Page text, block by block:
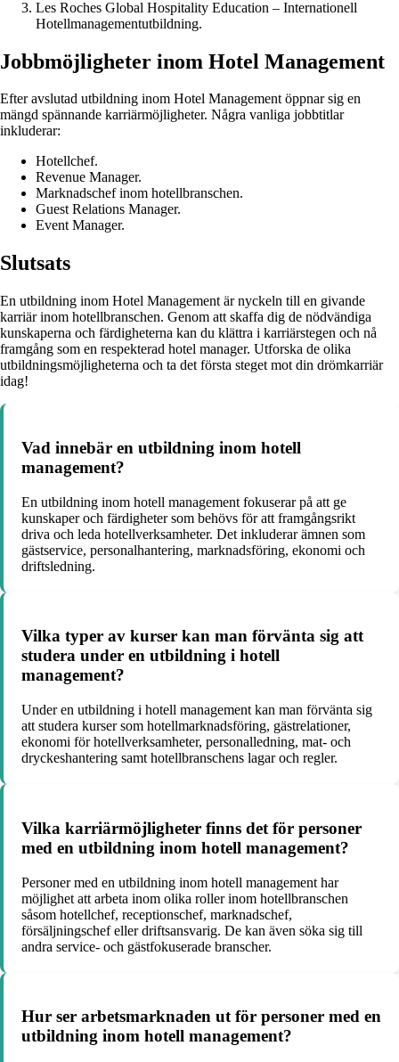
Les Roches Global Hospitality Education – Internationell
Hotellmanagementutbildning.
Jobbmöjligheter inom Hotel Management
Efter avslutad utbildning inom Hotel Management öppnar sig en
mängd spännande karriärmöjligheter. Några vanliga jobbtitlar
inkluderar:
Hotellchef.
Revenue Manager.
Marknadschef inom hotellbranschen.
Guest Relations Manager.
Event Manager.
Slutsats
En utbildning inom Hotel Management är nyckeln till en givande
karriär inom hotellbranschen. Genom att skaffa dig de nödvändiga
kunskaperna och färdigheterna kan du klättra i karriärstegen och nå
framgång som en respekterad hotel manager. Utforska de olika
utbildningsmöjligheterna och ta det första steget mot din drömkarriär
idag!
Vad innebär en utbildning inom hotell
management?
En utbildning inom hotell management fokuserar på att ge
kunskaper och färdigheter som behövs för att framgångsrikt
driva och leda hotellverksamheter. Det inkluderar ämnen som
gästservice, personalhantering, marknadsföring, ekonomi och
driftsledning.
Vilka typer av kurser kan man förvänta sig att
studera under en utbildning i hotell
management?
Under en utbildning i hotell management kan man förvänta sig
att studera kurser som hotellmarknadsföring, gästrelationer,
ekonomi för hotellverksamheter, personalledning, mat- och
dryckeshantering samt hotellbranschens lagar och regler.
Vilka karriärmöjligheter finns det för personer
med en utbildning inom hotell management?
Personer med en utbildning inom hotell management har
möjlighet att arbeta inom olika roller inom hotellbranschen
såsom hotellchef, receptionschef, marknadschef,
försäljningschef eller driftsansvarig. De kan även söka sig till
andra service- och gästfokuserade branscher.
Hur ser arbetsmarknaden ut för personer med en
utbildning inom hotell management?